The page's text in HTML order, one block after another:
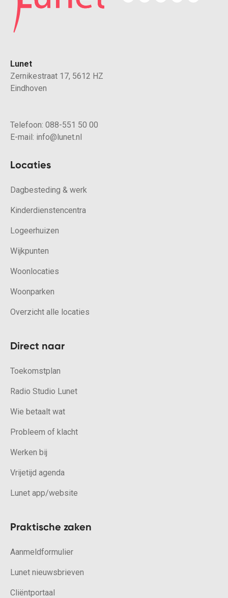
Lunet
Zernikestraat 17, 5612 HZ
Eindhoven
Telefoon: 088-551 50 00
E-mail: info@lunet.nl
Locaties
Dagbesteding & werk
Kinderdienstencentra
Logeerhuizen
Wijkpunten
Woonlocaties
Woonparken
Overzicht alle locaties
Direct naar
Toekomstplan
Radio Studio Lunet
Wie betaalt wat
Probleem of klacht
Werken bij
Vrijetijd agenda
Lunet app/website
Praktische zaken
Aanmeldformulier
Lunet nieuwsbrieven
Cliëntportaal